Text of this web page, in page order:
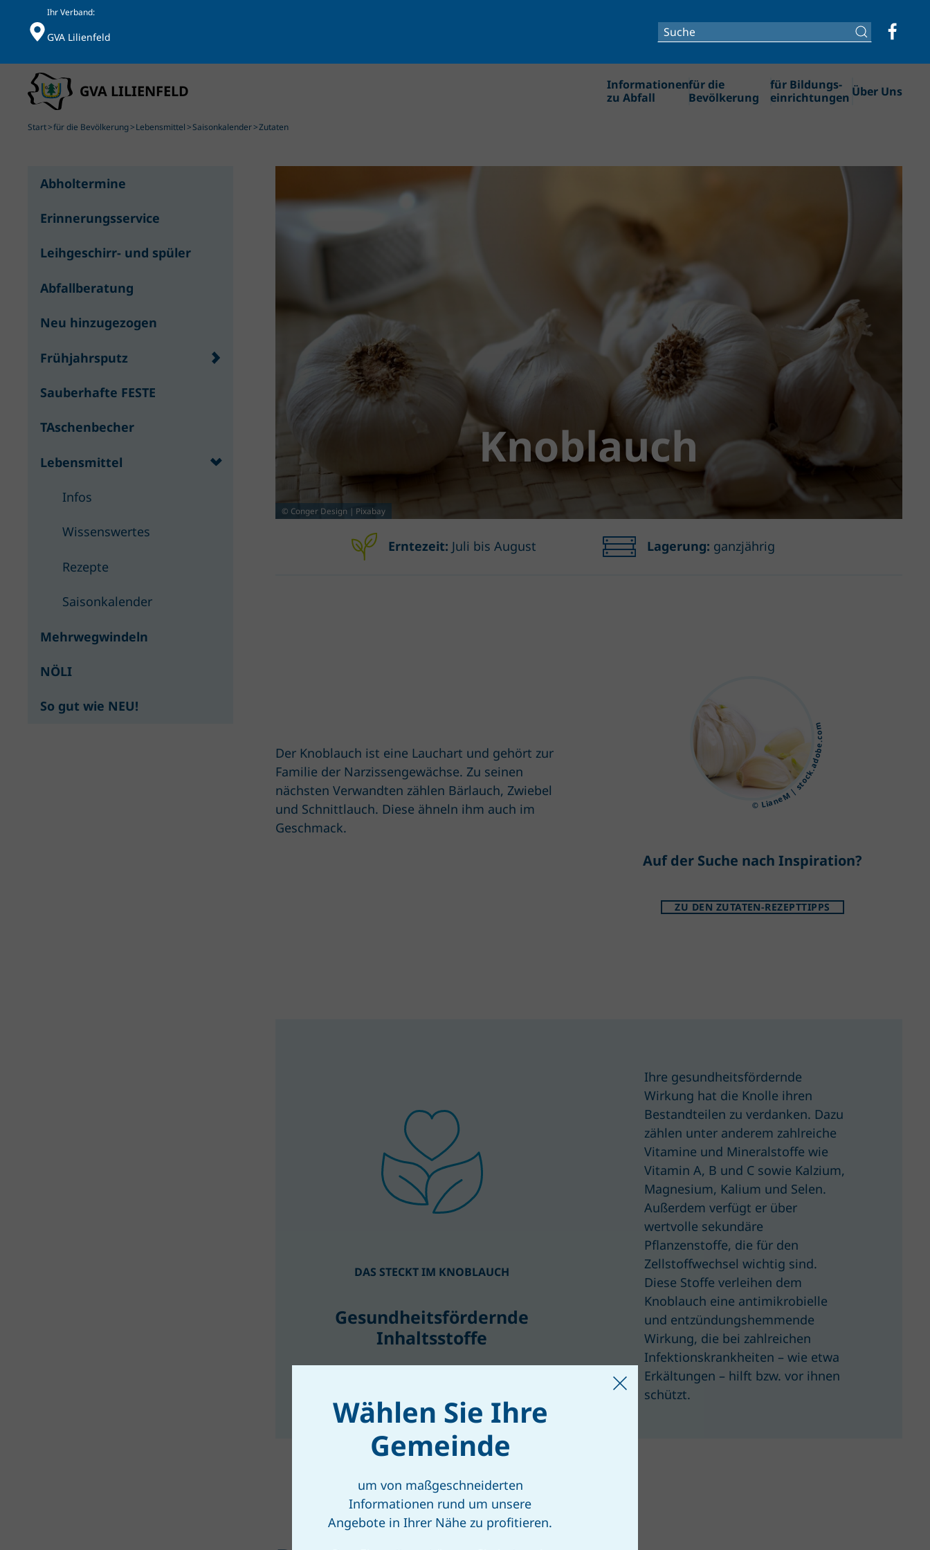
Skip to main content
Ihr Verband:
GVA Lilienfeld
Informationen
zu Abfall
für die
Bevölkerung
für Bildungs­­
einrichtungen Über Uns
Start für die Bevölkerung Lebensmittel Saisonkalender Zutaten
Abholtermine
Erinnerungsservice
Leihgeschirr- und spüler
Abfallberatung
Neu hinzugezogen
Frühjahrsputz
Sauberhafte FESTE
TAschenbecher
Lebensmittel
Infos
Wissenswertes
Rezepte
Saisonkalender
Mehrwegwindeln
NÖLI
So gut wie NEU!
© Conger Design | Pixabay
Knoblauch
Erntezeit: Juli bis August Lagerung: ganzjährig
Der Knoblauch ist eine Lauchart und gehört zur
Familie der Narzissengewächse. Zu seinen
nächsten Verwandten zählen Bärlauch, Zwiebel
und Schnittlauch. Diese ähneln ihm auch im
Geschmack.
© LianeM | stock.adobe.com
Auf der Suche nach Inspiration?
ZU DEN ZUTATEN-REZEPTTIPPS
DAS STECKT IM KNOBLAUCH
Gesundheitsfördernde
Inhaltsstoffe
Ihre gesundheitsfördernde
Wirkung hat die Knolle ihren
Bestandteilen zu verdanken. Dazu
zählen unter anderem zahlreiche
Vitamine und Mineralstoffe wie
Vitamin A, B und C sowie Kalzium,
Magnesium, Kalium und Selen.
Außerdem verfügt er über
wertvolle sekundäre
Pflanzenstoffe, die für den
Zellstoffwechsel wichtig sind.
Diese Stoffe verleihen dem
Knoblauch eine antimikrobielle
und entzündungshemmende
Wirkung, die bei zahlreichen
Infektionskrankheiten – wie etwa
Erkältungen – hilft bzw. vor ihnen
schützt.
Wählen Sie Ihre
Gemeinde
um von maßgeschneiderten
Informationen rund um unsere
Angebote in Ihrer Nähe zu profitieren.